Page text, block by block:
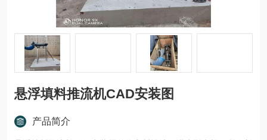
悬浮填料推流机CAD安装图
产品简介